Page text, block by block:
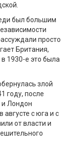
был большим
просто
Британия,
1930-е это была
злой
году, после
и Лондон
с юга и с
от власти и